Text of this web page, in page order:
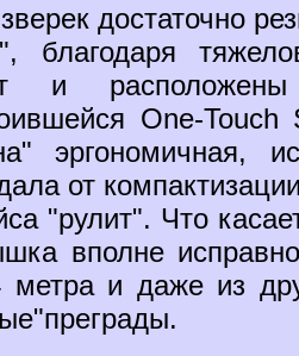
достаточно
благодаря
и
One-
эргономичная,
от
"рулит". Что
вполне
и даже из